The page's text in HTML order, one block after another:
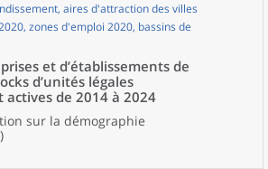
aires d'attraction des villes
zones d'emploi 2020, bassins de
et d’établissements de
d’unités légales
de 2014 à 2024
sur la démographie